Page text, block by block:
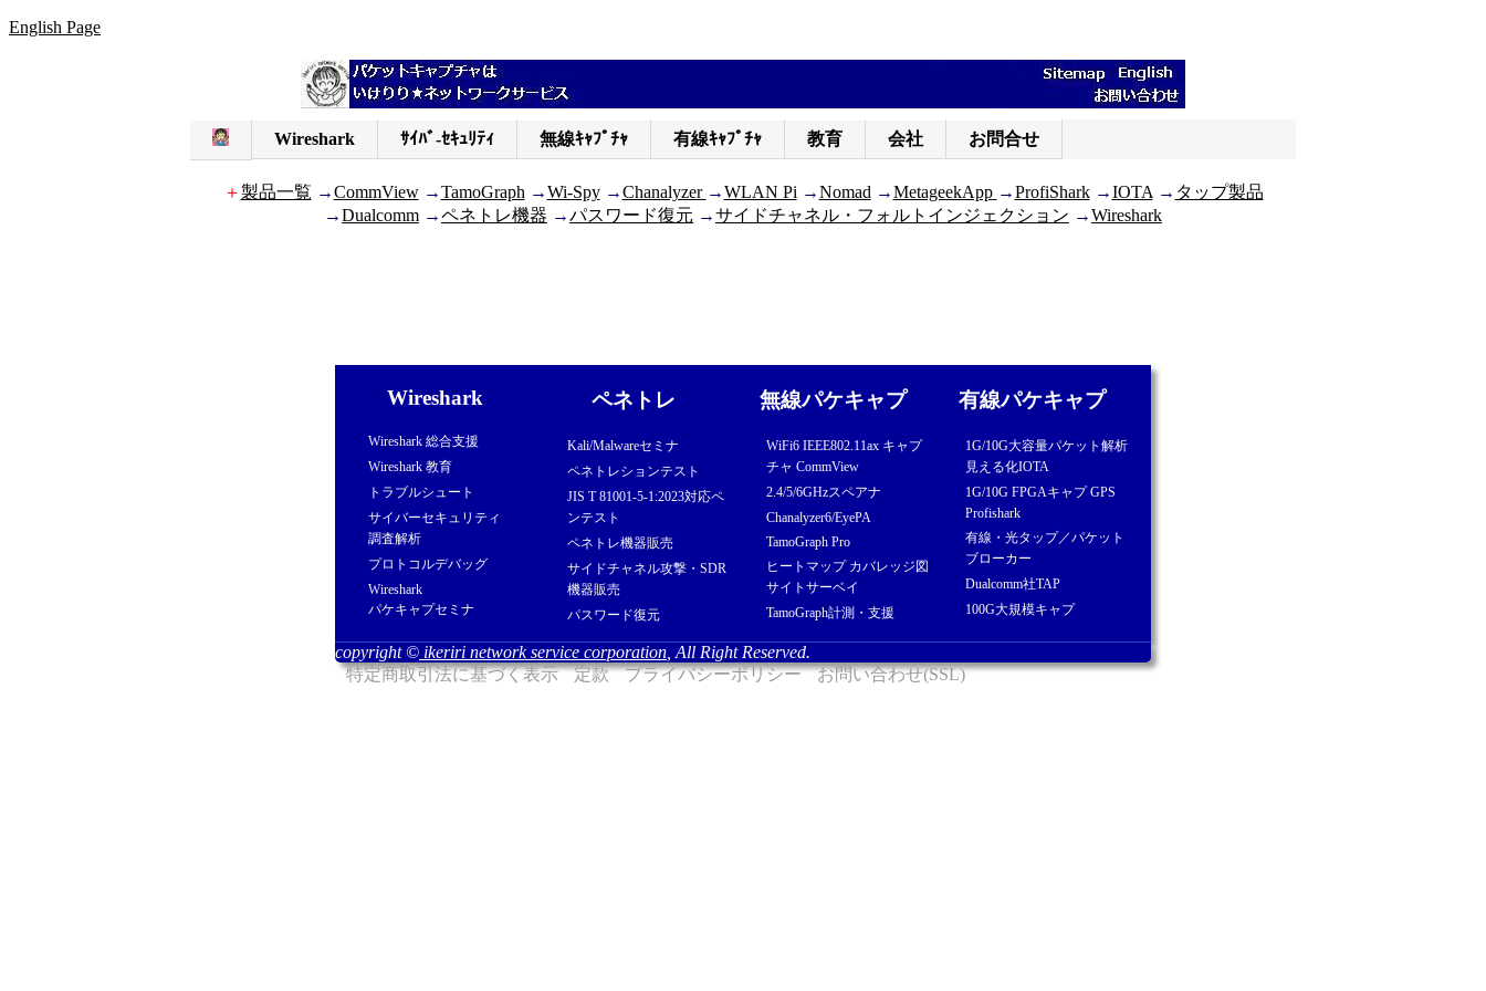
English Page
Wireshark ｻｲﾊﾞ-ｾｷｭﾘﾃｨ 無線ｷｬﾌﾟﾁｬ 有線ｷｬﾌﾟﾁｬ 教育 会社 お問合せ
＋製品一覧 →CommView→TamoGraph →Wi-Spy→Chanalyzer →WLAN Pi →Nomad →MetageekApp →ProfiShark→IOTA → タップ製品
→Dualcomm →ペネトレ機器 →パスワード復元 →サイドチャネル・フォルトインジェクション →Wireshark
Wireshark
Wireshark 総合支援
Wireshark 教育
トラブルシュート
サイバーセキュリティ
調査解析
プロトコルデバッグ
Wireshark
パケキャプセミナ
ペネトレ
Kali/Malwareセミナ
ペネトレションテスト
JIS T 81001-5-1:2023対応ペ
ンテスト
ペネトレ機器販売
サイドチャネル攻撃・SDR
機器販売
パスワード復元
無線パケキャプ
WiFi6 IEEE802.11ax キャプ
チャ CommView
2.4/5/6GHzスペアナ
Chanalyzer6/EyePA
TamoGraph Pro
ヒートマップ カバレッジ図
サイトサーベイ
TamoGraph計測・支援
有線パケキャプ
1G/10G大容量パケット解析
見える化IOTA
1G/10G FPGAキャプ GPS
Profishark
有線・光タップ／パケット
ブローカー
Dualcomm社TAP
100G大規模キャプ
会社情報
copyright © ikeriri network service corporation , All Right Reserved.
特定商取引法に基づく表示
定款 プライバシーポリシー お問い合わせ(SSL)